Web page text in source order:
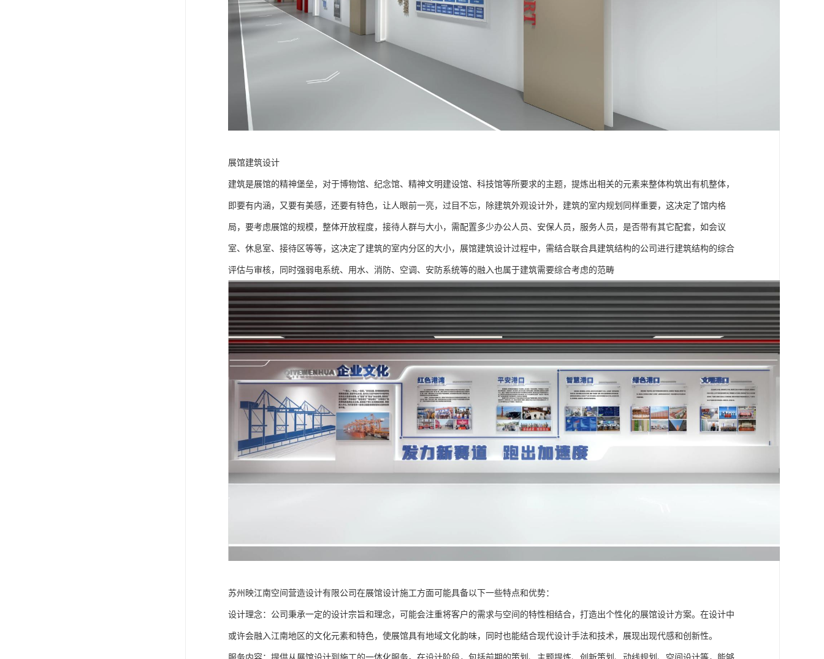
展馆建筑设计
建筑是展馆的精神堡垒，对于博物馆、纪念馆、精神文明建设馆、科技馆等所要求的主题，提炼出相关的元素来整体构筑出有机整体，
即要有内涵，又要有美感，还要有特色，让人眼前一亮，过目不忘，除建筑外观设计外，建筑的室内规划同样重要，这决定了馆内格
局，要考虑展馆的规模，整体开放程度，接待人群与大小，需配置多少办公人员、安保人员，服务人员，是否带有其它配套，如会议
室、休息室、接待区等等，这决定了建筑的室内分区的大小，展馆建筑设计过程中，需结合联合具建筑结构的公司进行建筑结构的综合
评估与审核，同时强弱电系统、用水、消防、空调、安防系统等的融入也属于建筑需要综合考虑的范畴
苏州映江南空间营造设计有限公司在展馆设计施工方面可能具备以下一些特点和优势：
设计理念：公司秉承一定的设计宗旨和理念，可能会注重将客户的需求与空间的特性相结合，打造出个性化的展馆设计方案。在设计中
或许会融入江南地区的文化元素和特色，使展馆具有地域文化韵味，同时也能结合现代设计手法和技术，展现出现代感和创新性。